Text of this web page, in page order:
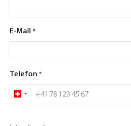
E-Mail
Telefon